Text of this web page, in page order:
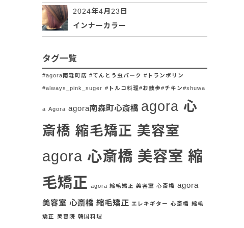
2024年4月23日
インナーカラー
タグ一覧
#agora南森町店 #てんとう虫パーク #トランポリン
#always_pink_suger #トルコ料理#お散歩#チキン#shuwa
a Agora agora南森町心斎橋 agora 心
斎橋 縮毛矯正 美容室
agora 心斎橋 美容室 縮
毛矯正 agora 縮毛矯正 美容室 心斎橋 agora
美容室 心斎橋 縮毛矯正 エレキギター 心斎橋 縮毛
矯正 美容院 韓国料理